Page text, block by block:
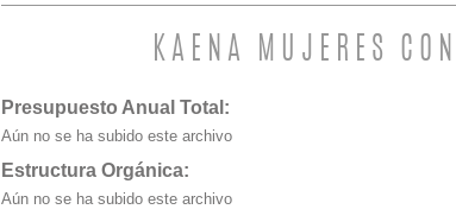
KAENA MUJERES
Presupuesto Anual Total:
Aún no se ha subido este archivo
Estructura Orgánica:
Aún no se ha subido este archivo